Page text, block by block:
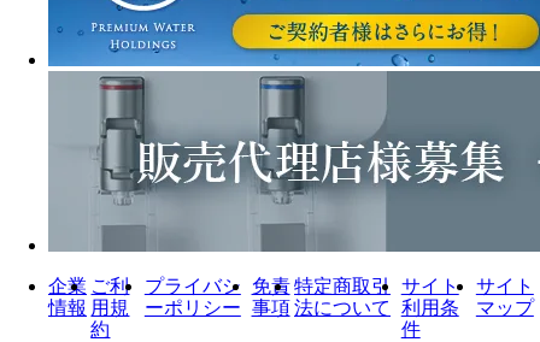
企業
情報
ご利
用規
約
プライバシ
ーポリシー
免責
事項
特定商取引
法について
サイト
利用条
件
サイト
マップ